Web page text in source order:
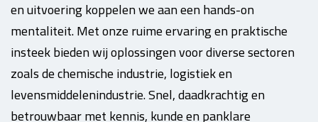
en uitvoering koppelen we aan een hands-on
mentaliteit. Met onze ruime ervaring en praktische
insteek bieden wij oplossingen voor diverse sectoren
zoals de chemische industrie, logistiek en
levensmiddelenindustrie. Snel, daadkrachtig en
betrouwbaar met kennis, kunde en panklare